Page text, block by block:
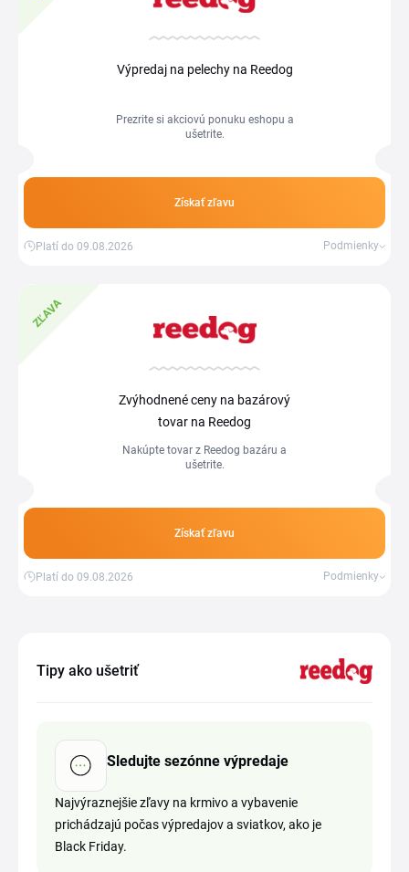
Výpredaj na pelechy na Reedog
Prezrite si akciovú ponuku eshopu a
ušetrite.
Získať zľavu
Platí do 09.08.2026 Podmienky
ZĽAVA
Zvýhodnené ceny na bazárový
tovar na Reedog
Nakúpte tovar z Reedog bazáru a
ušetrite.
Získať zľavu
Platí do 09.08.2026 Podmienky
Tipy ako ušetriť
Sledujte sezónne výpredaje
Najvýraznejšie zľavy na krmivo a vybavenie
prichádzajú počas výpredajov a sviatkov, ako je
Black Friday.